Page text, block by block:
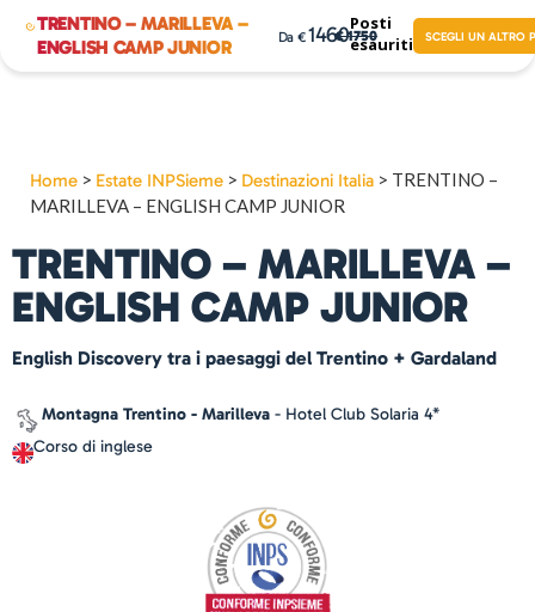
TRENTINO – MARILLEVA –
ENGLISH CAMP JUNIOR
14601750
Posti
esauriti!
SCEGLI UN ALTRO
Home > Estate INPSieme > Destinazioni Italia > TRENTINO –
MARILLEVA – ENGLISH CAMP JUNIOR
TRENTINO – MARILLEVA –
ENGLISH CAMP JUNIOR
English Discovery tra i paesaggi del Trentino + Gardaland
Montagna Trentino - Marilleva - Hotel Club Solaria 4*
Corso di inglese